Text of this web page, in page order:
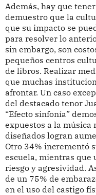
Además, hay que
demuestro que la
que su impacto se
para resolver lo
sin embargo, son
pequeños centros
de libros. Realizar
que muchas
afrontar. Un caso
del destacado tenor
“Efecto sinfonía”
expuestos a la música
diseñados logran
Otro 34% incrementó
escuela, mientras que
riesgo y agresividad.
de un 75% de
en el uso del castigo